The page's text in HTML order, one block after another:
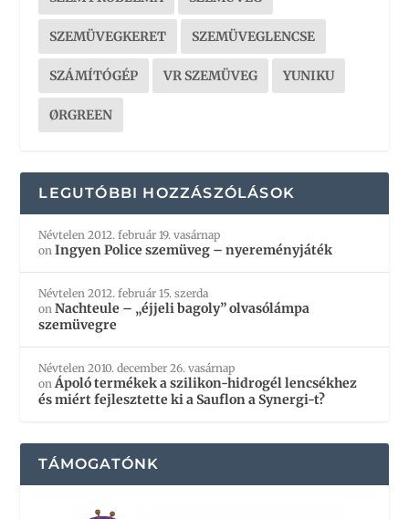
SZEMÜVEGKERET SZEMÜVEGLENCSE
SZÁMÍTÓGÉP VR SZEMÜVEG YUNIKU
ØRGREEN
LEGUTÓBBI HOZZÁSZÓLÁSOK
Névtelen 2012. február 19. vasárnap
onIngyen Police szemüveg – nyereményjáték
Névtelen 2012. február 15. szerda
onNachteule – „éjjeli bagoly” olvasólámpa
szemüvegre
Névtelen 2010. december 26. vasárnap
onÁpoló termékek a szilikon-hidrogél lencsékhez
és miért fejlesztette ki a Sauflon a Synergi-t?
TÁMOGATÓNK